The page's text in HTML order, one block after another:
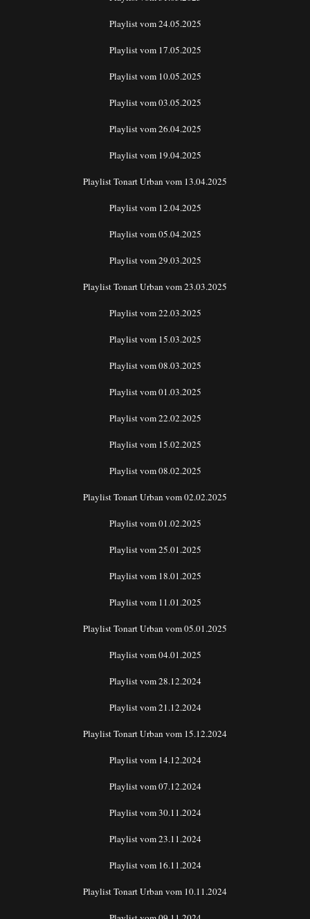
Playlist vom 24.05.2025
Playlist vom 17.05.2025
Playlist vom 10.05.2025
Playlist vom 03.05.2025
Playlist vom 26.04.2025
Playlist vom 19.04.2025
Playlist Tonart Urban vom 13.04.2025
Playlist vom 12.04.2025
Playlist vom 05.04.2025
Playlist vom 29.03.2025
Playlist Tonart Urban vom 23.03.2025
Playlist vom 22.03.2025
Playlist vom 15.03.2025
Playlist vom 08.03.2025
Playlist vom 01.03.2025
Playlist vom 22.02.2025
Playlist vom 15.02.2025
Playlist vom 08.02.2025
Playlist Tonart Urban vom 02.02.2025
Playlist vom 01.02.2025
Playlist vom 25.01.2025
Playlist vom 18.01.2025
Playlist vom 11.01.2025
Playlist Tonart Urban vom 05.01.2025
Playlist vom 04.01.2025
Playlist vom 28.12.2024
Playlist vom 21.12.2024
Playlist Tonart Urban vom 15.12.2024
Playlist vom 14.12.2024
Playlist vom 07.12.2024
Playlist vom 30.11.2024
Playlist vom 23.11.2024
Playlist vom 16.11.2024
Playlist Tonart Urban vom 10.11.2024